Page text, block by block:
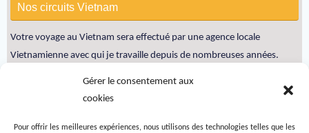
Gérer le consentement aux
cookies
Pour offrir les meilleures expériences, nous utilisons des technologies telles que les
Nos circuits Vietnam
Votre voyage au Vietnam sera effectué par une agence locale
Vietnamienne avec qui je travaille depuis de nombreuses années.
. Circuits Vietnam 18 a à 21jours